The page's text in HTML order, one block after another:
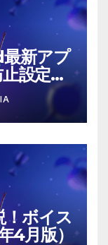
新アプ
設定と
ボイス
4月版）